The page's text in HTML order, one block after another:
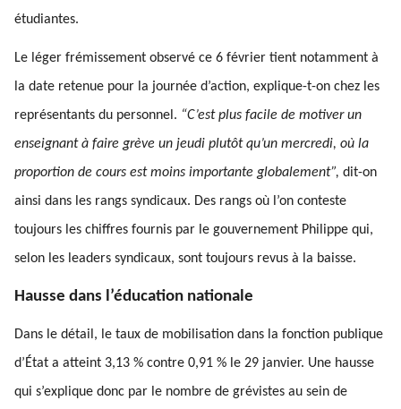
étudiantes.
Le léger frémissement observé ce 6 février tient notamment à
la date retenue pour la journée d’action, explique-t-on chez les
représentants du personnel. “C’est plus facile de motiver un
enseignant à faire grève un jeudi plutôt qu’un mercredi, où la
proportion de cours est moins importante globalement”, dit-on
ainsi dans les rangs syndicaux. Des rangs où l’on conteste
toujours les chiffres fournis par le gouvernement Philippe qui,
selon les leaders syndicaux, sont toujours revus à la baisse.
Hausse dans l’éducation nationale
Dans le détail, le taux de mobilisation dans la fonction publique
d’État a atteint 3,13 % contre 0,91 % le 29 janvier. Une hausse
qui s’explique donc par le nombre de grévistes au sein de